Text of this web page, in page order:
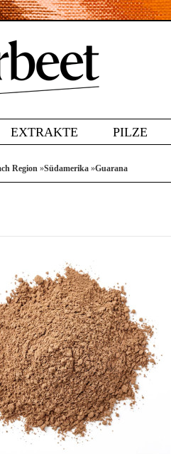
EXTRAKTE PILZE
Region »Südamerika »Guarana